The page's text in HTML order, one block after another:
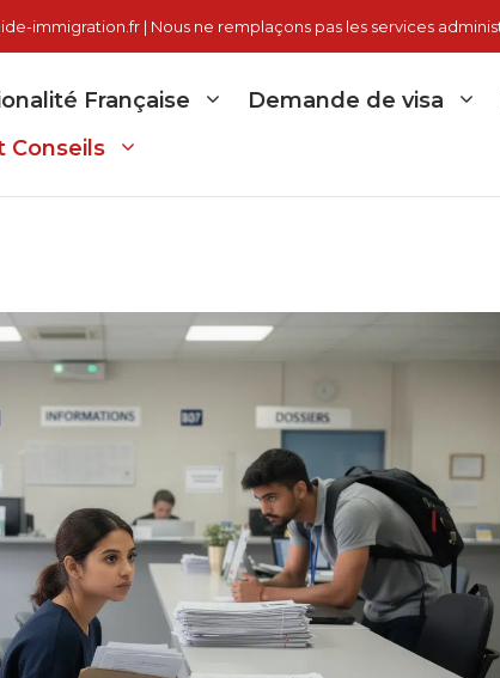
immigration.fr | Nous ne remplaçons pas les services
Française Demande de visa
Conseils